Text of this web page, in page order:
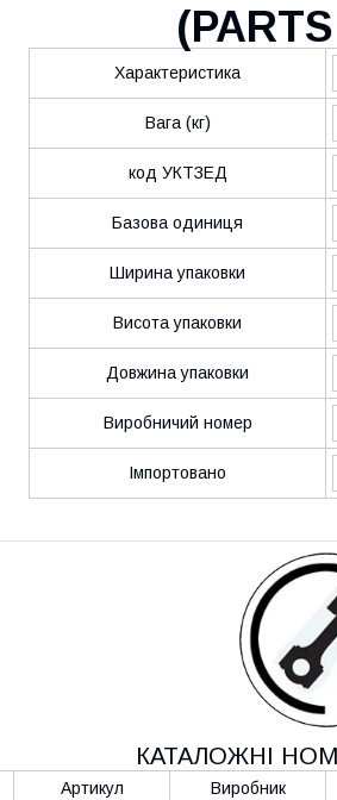
(
Характеристика
Вага (кг)
код УКТЗЕД
Базова одиниця
Ширина упаковки
Висота упаковки
Довжина упаковки
Виробничий номер
Імпортовано
КАТАЛОЖНІ
Артикул Виробник